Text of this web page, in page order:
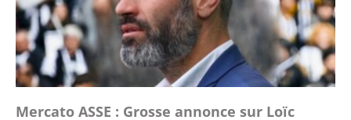
Mercato ASSE : Grosse annonce sur Loïc